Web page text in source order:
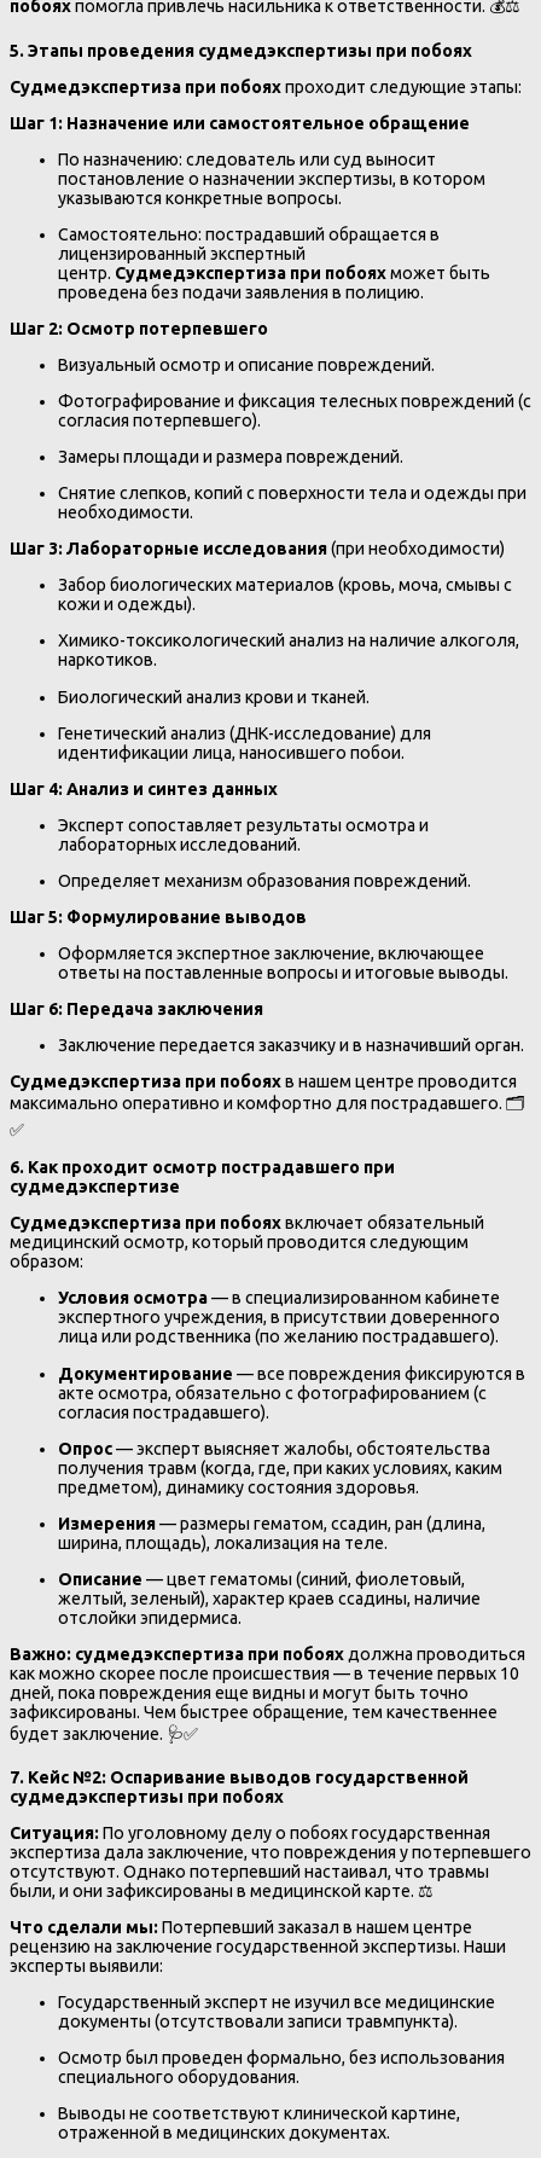
побояхпомогла привлечь насильника к ответственности. 💰⚖️
5. Этапы проведения судмедэкспертизы при побоях
Судмедэкспертиза при побояхпроходит следующие этапы:
Шаг 1: Назначение или самостоятельное обращение
По назначению: следователь или суд выносит
постановление о назначении экспертизы, в котором
указываются конкретные вопросы.
Самостоятельно: пострадавший обращается в
лицензированный экспертный
центр. Судмедэкспертиза при побояхможет быть
проведена без подачи заявления в полицию.
Шаг 2: Осмотр потерпевшего
Визуальный осмотр и описание повреждений.
Фотографирование и фиксация телесных повреждений (с
согласия потерпевшего).
Замеры площади и размера повреждений.
Снятие слепков, копий с поверхности тела и одежды при
необходимости.
Шаг 3: Лабораторные исследования(при необходимости)
Забор биологических материалов (кровь, моча, смывы с
кожи и одежды).
Химико-токсикологический анализ на наличие алкоголя,
наркотиков.
Биологический анализ крови и тканей.
Генетический анализ (ДНК-исследование) для
идентификации лица, наносившего побои.
Шаг 4: Анализ и синтез данных
Эксперт сопоставляет результаты осмотра и
лабораторных исследований.
Определяет механизм образования повреждений.
Шаг 5: Формулирование выводов
Оформляется экспертное заключение, включающее
ответы на поставленные вопросы и итоговые выводы.
Шаг 6: Передача заключения
Заключение передается заказчику и в назначивший орган.
Судмедэкспертиза при побояхв нашем центре проводится
максимально оперативно и комфортно для пострадавшего. 🗂️
✅
6. Как проходит осмотр пострадавшего при
судмедэкспертизе
Судмедэкспертиза при побояхвключает обязательный
медицинский осмотр, который проводится следующим
образом:
Условия осмотра— в специализированном кабинете
экспертного учреждения, в присутствии доверенного
лица или родственника (по желанию пострадавшего).
Документирование — все повреждения фиксируются в
акте осмотра, обязательно с фотографированием (с
согласия пострадавшего).
Опрос— эксперт выясняет жалобы, обстоятельства
получения травм (когда, где, при каких условиях, каким
предметом), динамику состояния здоровья.
Измерения— размеры гематом, ссадин, ран (длина,
ширина, площадь), локализация на теле.
Описание — цвет гематомы (синий, фиолетовый,
желтый, зеленый), характер краев ссадины, наличие
отслойки эпидермиса.
Важно: судмедэкспертиза при побоях должна проводиться
как можно скорее после происшествия — в течение первых 10
дней, пока повреждения еще видны и могут быть точно
зафиксированы. Чем быстрее обращение, тем качественнее
будет заключение. 🩺✅
7. Кейс №2: Оспаривание выводов государственной
судмедэкспертизы при побоях
Ситуация:По уголовному делу о побоях государственная
экспертиза дала заключение, что повреждения у потерпевшего
отсутствуют. Однако потерпевший настаивал, что травмы
были, и они зафиксированы в медицинской карте. ⚖️
Что сделали мы:Потерпевший заказал в нашем центре
рецензию на заключение государственной экспертизы. Наши
эксперты выявили:
Государственный эксперт не изучил все медицинские
документы (отсутствовали записи травмпункта).
Осмотр был проведен формально, без использования
специального оборудования.
Выводы не соответствуют клинической картине,
отраженной в медицинских документах.